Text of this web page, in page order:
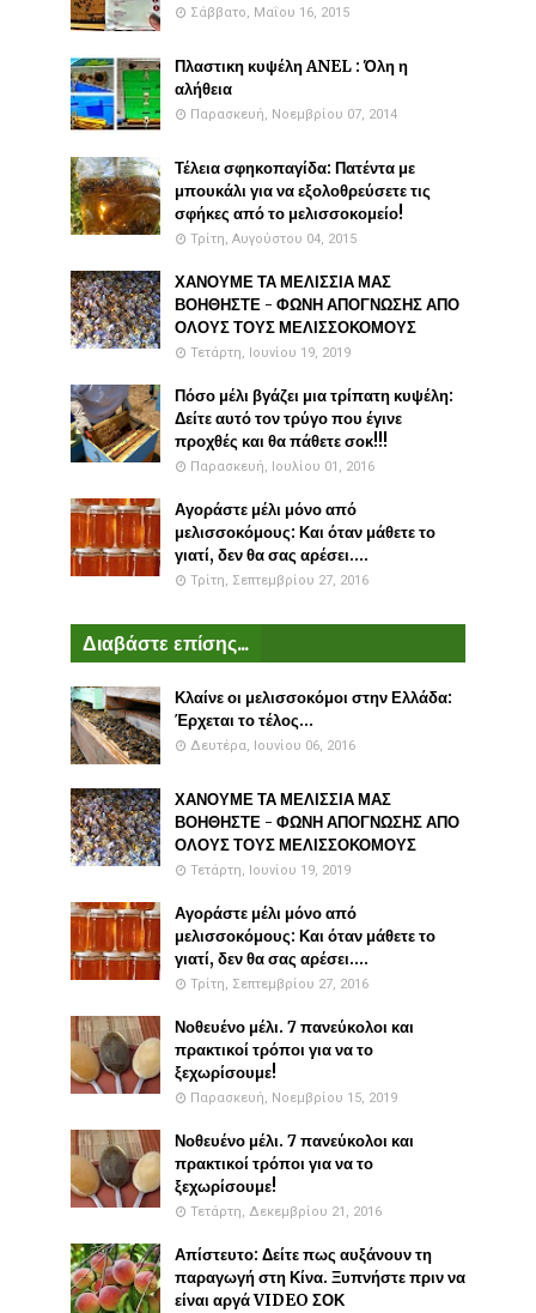
Σάββατο, Μαΐου 16, 2015
Πλαστικη κυψέλη ANEL : Όλη η
αλήθεια
Παρασκευή, Νοεμβρίου 07, 2014
Τέλεια σφηκοπαγίδα: Πατέντα με
μπουκάλι για να εξολοθρεύσετε τις
σφήκες από το μελισσοκομείο!
Τρίτη, Αυγούστου 04, 2015
ΧΑΝΟΥΜΕ ΤΑ ΜΕΛΙΣΣΙΑ ΜΑΣ
ΒΟΗΘΗΣΤΕ - ΦΩΝΗ ΑΠΟΓΝΩΣΗΣ ΑΠΟ
ΟΛΟΥΣ ΤΟΥΣ ΜΕΛΙΣΣΟΚΟΜΟΥΣ
Τετάρτη, Ιουνίου 19, 2019
Πόσο μέλι βγάζει μια τρίπατη κυψέλη:
Δείτε αυτό τον τρύγο που έγινε
προχθές και θα πάθετε σοκ!!!
Παρασκευή, Ιουλίου 01, 2016
Αγοράστε μέλι μόνο από
μελισσοκόμους: Και όταν μάθετε το
γιατί, δεν θα σας αρέσει....
Τρίτη, Σεπτεμβρίου 27, 2016
Διαβάστε επίσης...
Κλαίνε οι μελισσοκόμοι στην Ελλάδα:
Έρχεται το τέλος...
Δευτέρα, Ιουνίου 06, 2016
ΧΑΝΟΥΜΕ ΤΑ ΜΕΛΙΣΣΙΑ ΜΑΣ
ΒΟΗΘΗΣΤΕ - ΦΩΝΗ ΑΠΟΓΝΩΣΗΣ ΑΠΟ
ΟΛΟΥΣ ΤΟΥΣ ΜΕΛΙΣΣΟΚΟΜΟΥΣ
Τετάρτη, Ιουνίου 19, 2019
Αγοράστε μέλι μόνο από
μελισσοκόμους: Και όταν μάθετε το
γιατί, δεν θα σας αρέσει....
Τρίτη, Σεπτεμβρίου 27, 2016
Νοθευένο μέλι. 7 πανεύκολοι και
πρακτικοί τρόποι για να το
ξεχωρίσουμε!
Παρασκευή, Νοεμβρίου 15, 2019
Νοθευένο μέλι. 7 πανεύκολοι και
πρακτικοί τρόποι για να το
ξεχωρίσουμε!
Τετάρτη, Δεκεμβρίου 21, 2016
Απίστευτο: Δείτε πως αυξάνουν τη
παραγωγή στη Κίνα. Ξυπνήστε πριν να
είναι αργά VIDEO ΣΟΚ